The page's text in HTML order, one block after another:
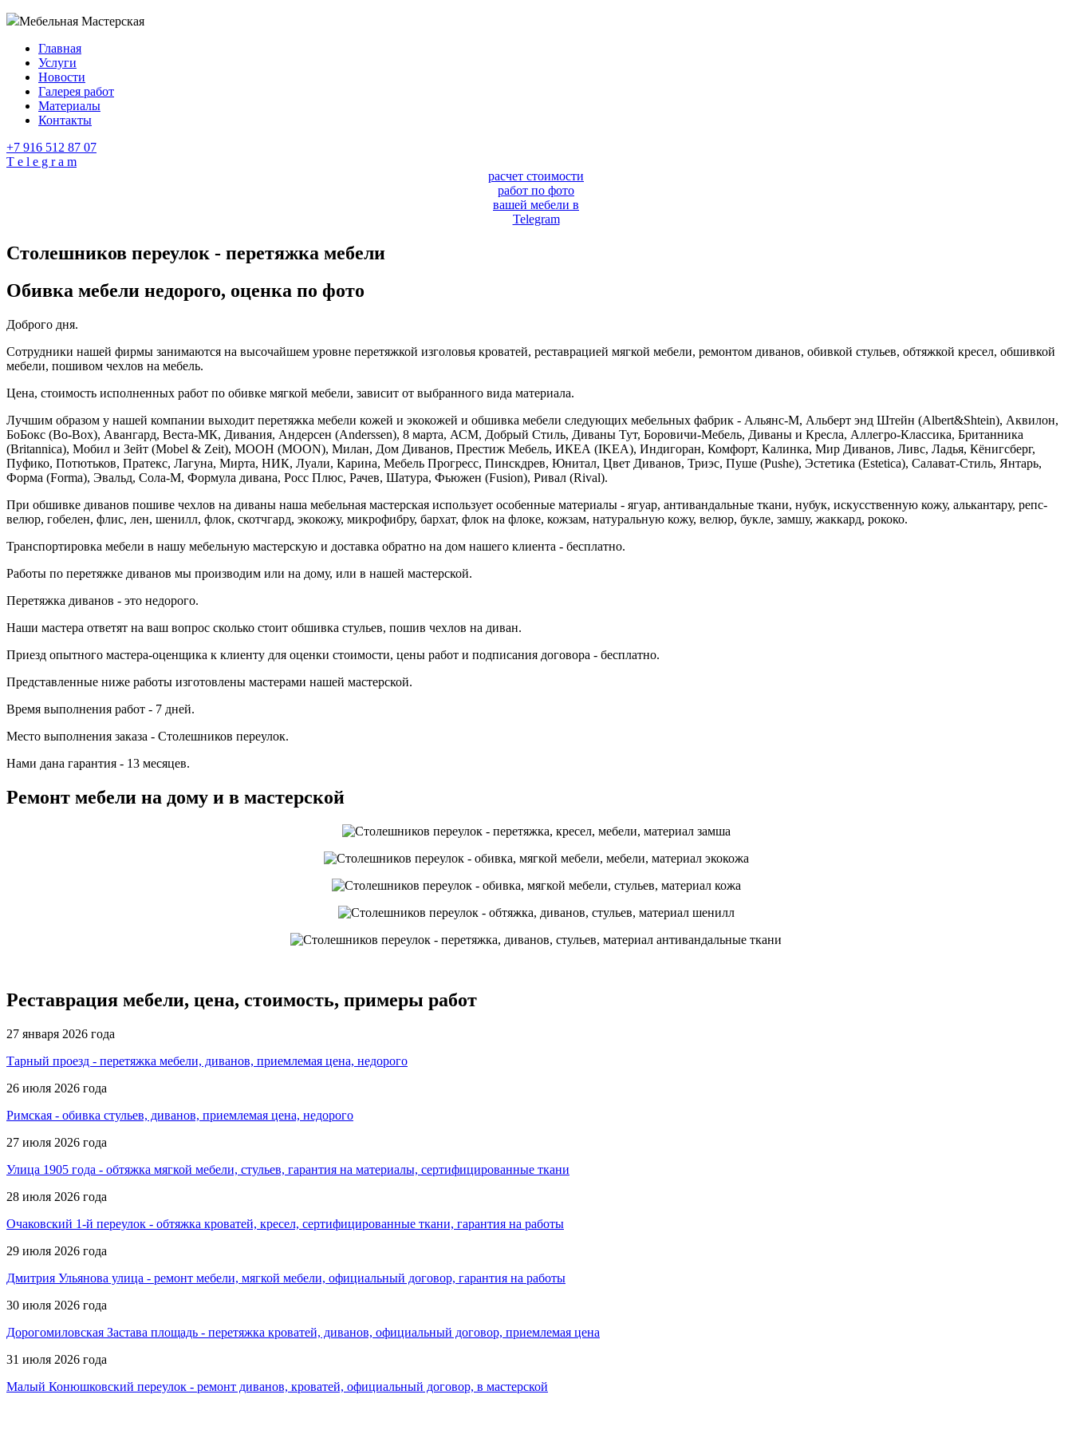
Мебельная Мастерская
Главная
Услуги
Новости
Галерея работ
Материалы
Контакты
+7 916 512 87 07
T e l e g r a m
расчет стоимости
работ по фото
вашей мебели в
Telegram
Столешников переулок - перетяжка мебели
Обивка мебели недорого, оценка по фото
Доброго дня.
Сотрудники нашей фирмы занимаются на высочайшем уровне перетяжкой изголовья кроватей, реставрацией мягкой мебели, ремонтом диванов, обивкой стульев, обтяжкой кресел, обшивкой
мебели, пошивом чехлов на мебель.
Цена, стоимость исполненных работ по обивке мягкой мебели, зависит от выбранного вида материала.
Лучшим образом у нашей компании выходит перетяжка мебели кожей и экокожей и обшивка мебели следующих мебельных фабрик - Альянс-М, Альберт энд Штейн (Albert&Shtein), Аквилон,
БоБокс (Bo-Box), Авангард, Веста-МК, Дивания, Андерсен (Anderssen), 8 марта, АСМ, Добрый Стиль, Диваны Тут, Боровичи-Мебель, Диваны и Кресла, Аллегро-Классика, Британника
(Britannica), Мобил и Зейт (Mobel & Zeit), МООН (MOON), Милан, Дом Диванов, Престиж Мебель, ИКЕА (IKEA), Индигоран, Комфорт, Калинка, Мир Диванов, Ливс, Ладья, Кёнигсберг,
Пуфико, Потютьков, Пратекс, Лагуна, Мирта, НИК, Луали, Карина, Мебель Прогресс, Пинскдрев, Юнитал, Цвет Диванов, Триэс, Пуше (Pushe), Эстетика (Estetica), Салават-Стиль, Янтарь,
Форма (Forma), Эвальд, Сола-М, Формула дивана, Росс Плюс, Рачев, Шатура, Фьюжен (Fusion), Ривал (Rival).
При обшивке диванов пошиве чехлов на диваны наша мебельная мастерская использует особенные материалы - ягуар, антивандальные ткани, нубук, искусственную кожу, алькантару, репс-
велюр, гобелен, флис, лен, шенилл, флок, скотчгард, экокожу, микрофибру, бархат, флок на флоке, кожзам, натуральную кожу, велюр, букле, замшу, жаккард, рококо.
Транспортировка мебели в нашу мебельную мастерскую и доставка обратно на дом нашего клиента - бесплатно.
Работы по перетяжке диванов мы производим или на дому, или в нашей мастерской.
Перетяжка диванов - это недорого.
Наши мастера ответят на ваш вопрос сколько стоит обшивка стульев, пошив чехлов на диван.
Приезд опытного мастера-оценщика к клиенту для оценки стоимости, цены работ и подписания договора - бесплатно.
Представленные ниже работы изготовлены мастерами нашей мастерской.
Время выполнения работ - 7 дней.
Место выполнения заказа - Столешников переулок.
Нами дана гарантия - 13 месяцев.
Ремонт мебели на дому и в мастерской
Реставрация мебели, цена, стоимость, примеры работ
27 января 2026 года
Тарный проезд - перетяжка мебели, диванов, приемлемая цена, недорого
26 июля 2026 года
Римская - обивка стульев, диванов, приемлемая цена, недорого
27 июля 2026 года
Улица 1905 года - обтяжка мягкой мебели, стульев, гарантия на материалы, сертифицированные ткани
28 июля 2026 года
Очаковский 1-й переулок - обтяжка кроватей, кресел, сертифицированные ткани, гарантия на работы
29 июля 2026 года
Дмитрия Ульянова улица - ремонт мебели, мягкой мебели, официальный договор, гарантия на работы
30 июля 2026 года
Дорогомиловская Застава площадь - перетяжка кроватей, диванов, официальный договор, приемлемая цена
31 июля 2026 года
Малый Конюшковский переулок - ремонт диванов, кроватей, официальный договор, в мастерской